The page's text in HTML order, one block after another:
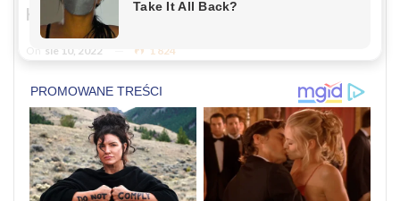
Kawał Dnia: Trzy Staruszki
sie 10, 2022 1 824